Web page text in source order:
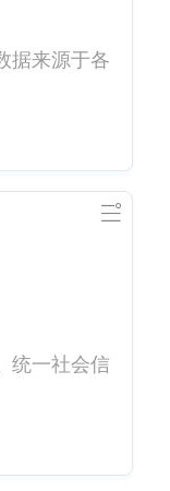
据来源于各
统一社会信